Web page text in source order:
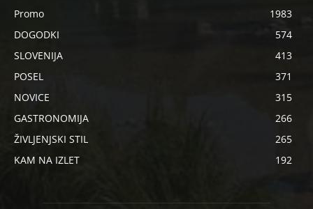
Promo
1983
DOGODKI
574
SLOVENIJA
413
POSEL
371
NOVICE
315
GASTRONOMIJA
266
ŽIVLJENJSKI STIL
265
KAM NA IZLET
192